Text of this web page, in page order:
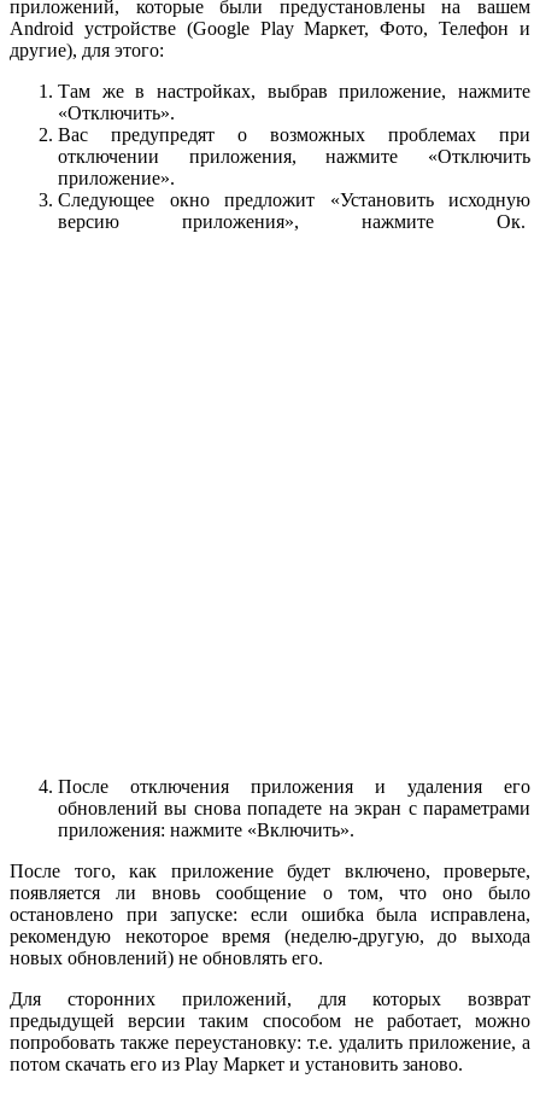
приложений, которые были предустановлены на вашем
Android устройстве (Google Play Маркет, Фото, Телефон и
другие), для этого:
Там же в настройках, выбрав приложение, нажмите
«Отключить».
Вас предупредят о возможных проблемах при
отключении приложения, нажмите «Отключить
приложение».
Следующее окно предложит «Установить исходную
версию приложения», нажмите Ок.
После отключения приложения и удаления его
обновлений вы снова попадете на экран с параметрами
приложения: нажмите «Включить».
После того, как приложение будет включено, проверьте,
появляется ли вновь сообщение о том, что оно было
остановлено при запуске: если ошибка была исправлена,
рекомендую некоторое время (неделю-другую, до выхода
новых обновлений) не обновлять его.
Для сторонних приложений, для которых возврат
предыдущей версии таким способом не работает, можно
попробовать также переустановку: т.е. удалить приложение, а
потом скачать его из Play Маркет и установить заново.